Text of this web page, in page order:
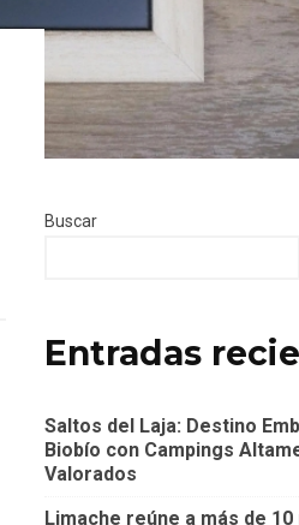
Buscar
Entradas
Saltos del Laja: Destino
Biobío con Campings
Valorados
Limache reúne a más de 10